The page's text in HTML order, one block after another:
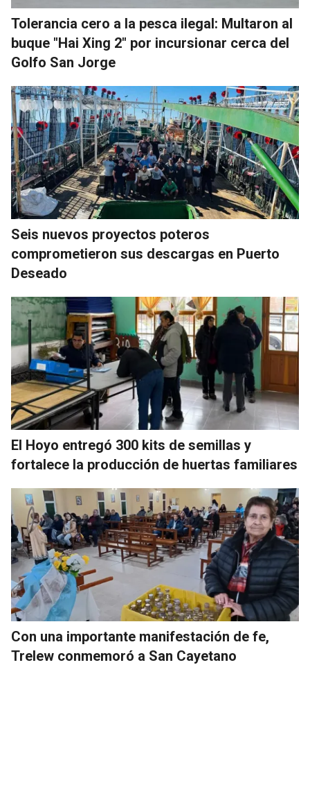
Tolerancia cero a la pesca ilegal: Multaron al
buque "Hai Xing 2" por incursionar cerca del
Golfo San Jorge
Seis nuevos proyectos poteros
comprometieron sus descargas en Puerto
Deseado
El Hoyo entregó 300 kits de semillas y
fortalece la producción de huertas familiares
Con una importante manifestación de fe,
Trelew conmemoró a San Cayetano